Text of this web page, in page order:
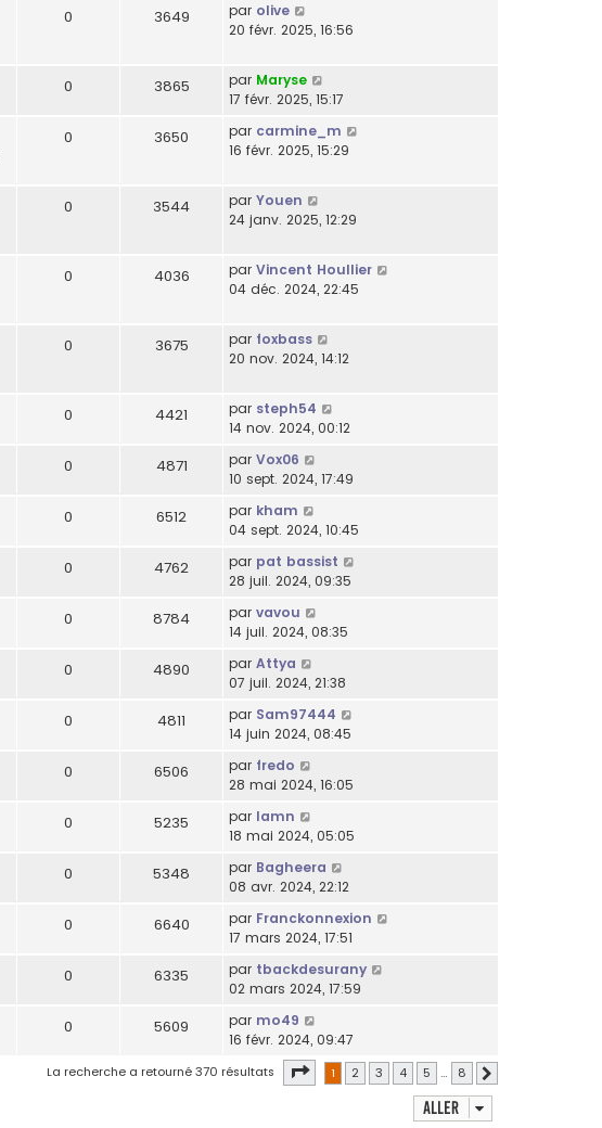
0 3649 par olive
20 févr. 2025, 16:56
0 3865 par Maryse
17 févr. 2025, 15:17
0 3650 par carmine_m
16 févr. 2025, 15:29
0 3544 par Youen
24 janv. 2025, 12:29
0 4036 par Vincent Houllier
04 déc. 2024, 22:45
0 3675 par foxbass
20 nov. 2024, 14:12
0 4421 par steph54
14 nov. 2024, 00:12
0 4871 par Vox06
10 sept. 2024, 17:49
0 6512 par kham
04 sept. 2024, 10:45
0 4762 par pat bassist
28 juil. 2024, 09:35
0 8784 par vavou
14 juil. 2024, 08:35
0 4890 par Attya
07 juil. 2024, 21:38
0 4811 par Sam97444
14 juin 2024, 08:45
0 6506 par fredo
28 mai 2024, 16:05
0 5235 par lamn
18 mai 2024, 05:05
0 5348 par Bagheera
08 avr. 2024, 22:12
0 6640 par Franckonnexion
17 mars 2024, 17:51
0 6335 par tbackdesurany
02 mars 2024, 17:59
0 5609 par mo49
16 févr. 2024, 09:47
La recherche a retourné 370 résultats Page sur 8
1 2 3 4 5 … 8
Aller